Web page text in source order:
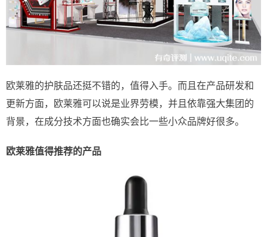
欧莱雅的护肤品还挺不错的，值得入手。而且在产品研发和
更新方面，欧莱雅可以说是业界劳模，并且依靠强大集团的
背景，在成分技术方面也确实会比一些小众品牌好很多。
欧莱雅值得推荐的产品